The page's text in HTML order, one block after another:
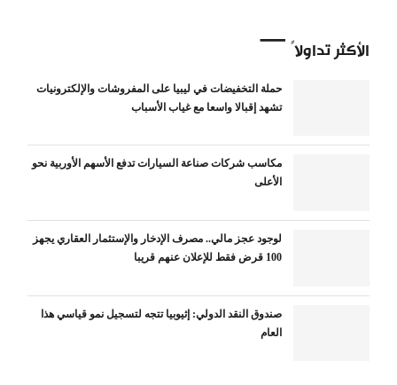
الأكثر تداولاً
حملة التخفيضات في ليبيا على المفروشات والإلكترونيات
تشهد إقبالا واسعا مع غياب الأسباب
مكاسب شركات صناعة السيارات تدفع الأسهم الأوربية نحو
الأعلى
لوجود عجز مالي.. مصرف الإدخار والإستثمار العقاري يجهز
100 قرض فقط للإعلان عنهم قريبا
صندوق النقد الدولي: إثيوبيا تتجه لتسجيل نمو قياسي هذا
العام